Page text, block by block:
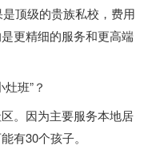
顶级的贵族私校，费用
更精细的服务和更高端
班”？
。因为主要服务本地居
有30个孩子。